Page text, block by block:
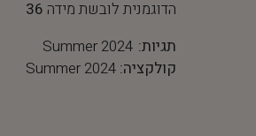
הדוגמנית לובשת מידה 36
תגיות: Summer 2024
קולקציה:Summer 2024